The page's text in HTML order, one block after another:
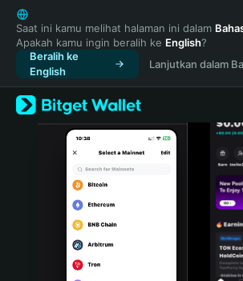
English
日本語
Tiếng Việt
Русский
Español (Latinoamérica)
Türkçe
Italiano
Português (Portugal)
Bahasa Indonesia
Saat ini kamu melihat halaman ini dalam
Apakah kamu ingin beralih ke English?
Beralih ke
English
Lanjutkan dalam